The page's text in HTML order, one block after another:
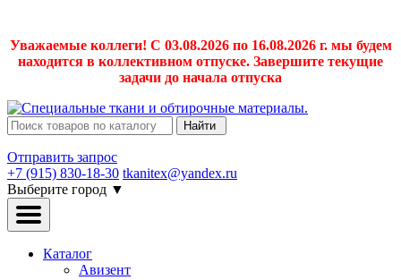
Уважаемые коллеги! С 03.08.2026 по 16.08.2026 г. мы будем
находится в коллективном отпуске. Завершите текущие
задачи до начала отпуска
Найти
Отправить запрос
+7 (915) 830-18-30 tkanitex@yandex.ru
Выберите город ▼
Каталог
Авизент